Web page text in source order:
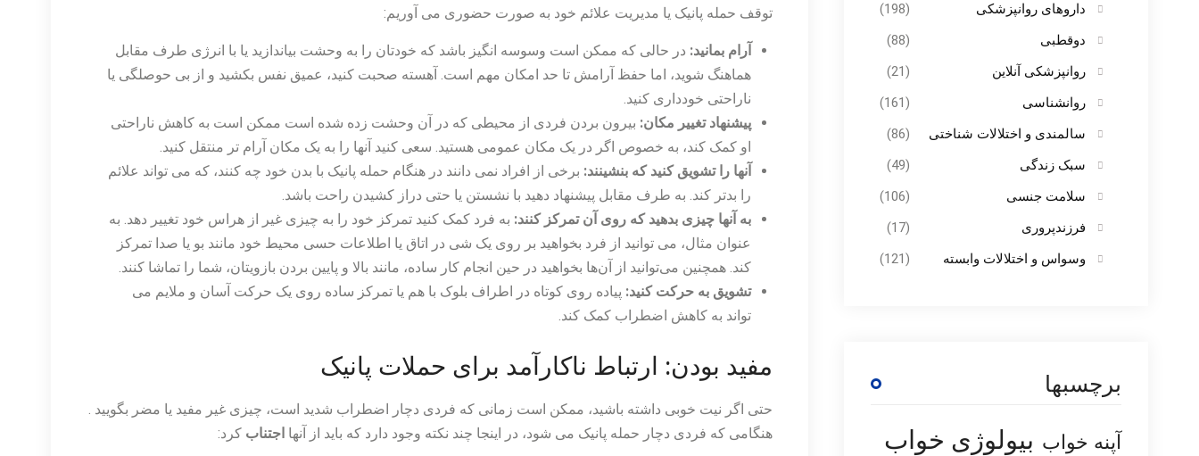
توقف حمله پانیک یا مدیریت علائم خود به صورت حضوری می آوریم:
آرام بمانید: در حالی که ممکن است وسوسه انگیز باشد که خودتان را به وحشت بیاندازید یا با انرژی طرف مقابل
هماهنگ شوید، اما حفظ آرامش تا حد امکان مهم است. آهسته صحبت کنید، عمیق نفس بکشید و از بی حوصلگی یا
ناراحتی خودداری کنید.
پیشنهاد تغییر مکان: بیرون بردن فردی از محیطی که در آن وحشت زده شده است ممکن است به کاهش ناراحتی
او کمک کند، به خصوص اگر در یک مکان عمومی هستید. سعی کنید آنها را به یک مکان آرام تر منتقل کنید.
آنها را تشویق کنید که بنشینند: برخی از افراد نمی دانند در هنگام حمله پانیک با بدن خود چه کنند، که می تواند علائم
را بدتر کند. به طرف مقابل پیشنهاد دهید با نشستن یا حتی دراز کشیدن راحت باشد.
به آنها چیزی بدهید که روی آن تمرکز کنند: به فرد کمک کنید تمرکز خود را به چیزی غیر از هراس خود تغییر دهد. به
عنوان مثال، می توانید از فرد بخواهید بر روی یک شی در اتاق یا اطلاعات حسی محیط خود مانند بو یا صدا تمرکز
کند. همچنین می‌توانید از آن‌ها بخواهید در حین انجام کار ساده، مانند بالا و پایین بردن بازویتان، شما را تماشا کنند.
تشویق به حرکت کنید: پیاده روی کوتاه در اطراف بلوک با هم یا تمرکز ساده روی یک حرکت آسان و ملایم می
تواند به کاهش اضطراب کمک کند.
مفید بودن: ارتباط ناکارآمد برای حملات پانیک
حتی اگر نیت خوبی داشته باشید، ممکن است زمانی که فردی دچار اضطراب شدید است، چیزی غیر مفید یا مضر بگویید .
هنگامی که فردی دچار حمله پانیک می شود، در اینجا چند نکته وجود دارد که باید از آنها اجتناب کرد:
داروهای روانپزشکی
(198)
دوقطبی
(88)
روانپزشکی آنلاین
(21)
روانشناسی
(161)
سالمندی و اختلالات شناختی
(86)
سبک زندگی
(49)
سلامت جنسی
(106)
فرزندپروری
(17)
وسواس و اختلالات وابسته
(121)
برچسبها
آپنه خواب بیولوژی خواب